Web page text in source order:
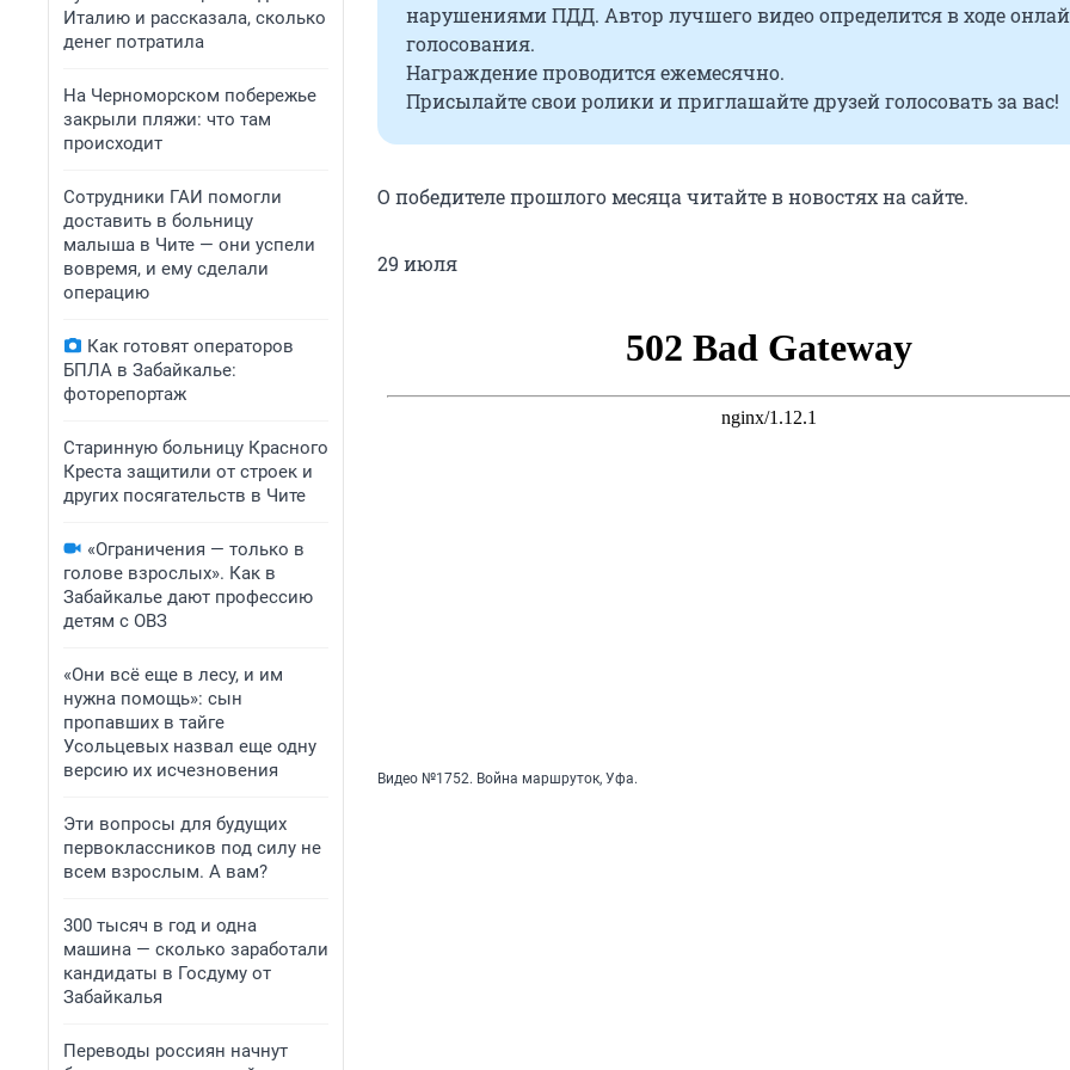
Италию и рассказала, сколько
денег потратила
На Черноморском побережье
закрыли пляжи: что там
происходит
Сотрудники ГАИ помогли
доставить в больницу
малыша в Чите — они успели
вовремя, и ему сделали
операцию
Как готовят операторов
БПЛА в Забайкалье:
фоторепортаж
Старинную больницу Красного
Креста защитили от строек и
других посягательств в Чите
«Ограничения — только в
голове взрослых». Как в
Забайкалье дают профессию
детям с ОВЗ
«Они всё еще в лесу, и им
нужна помощь»: сын
пропавших в тайге
Усольцевых назвал еще одну
версию их исчезновения
Эти вопросы для будущих
первоклассников под силу не
всем взрослым. А вам?
300 тысяч в год и одна
машина — сколько заработали
кандидаты в Госдуму от
Забайкалья
Переводы россиян начнут
нарушениями ПДД. Автор лучшего видео определится в ходе
голосования.
Награждение проводится ежемесячно.
Присылайте свои ролики и приглашайте друзей голосовать за вас!
О победителе прошлого месяца читайте в новостях на сайте.
29 июля
Видео №1752. Война маршруток, Уфа.